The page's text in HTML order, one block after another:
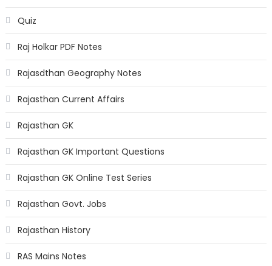
Quiz
Raj Holkar PDF Notes
Rajasdthan Geography Notes
Rajasthan Current Affairs
Rajasthan GK
Rajasthan GK Important Questions
Rajasthan GK Online Test Series
Rajasthan Govt. Jobs
Rajasthan History
RAS Mains Notes